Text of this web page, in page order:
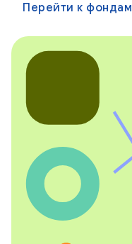
Перейти к фондам